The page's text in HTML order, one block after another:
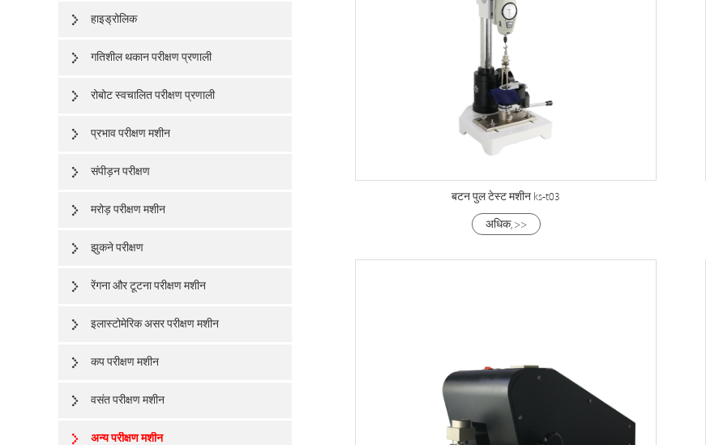
हाइड्रोलिक
गतिशील थकान परीक्षण प्रणाली
रोबोट स्वचालित परीक्षण प्रणाली
प्रभाव परीक्षण मशीन
संपीड़न परीक्षण
मरोड़ परीक्षण मशीन
झुकने परीक्षण
रेंगना और टूटना परीक्षण मशीन
इलास्टोमेरिक असर परीक्षण मशीन
कप परीक्षण मशीन
वसंत परीक्षण मशीन
अन्य परीक्षण मशीन
बटन पुल टेस्ट मशीन ks-t03
अधिक, >>